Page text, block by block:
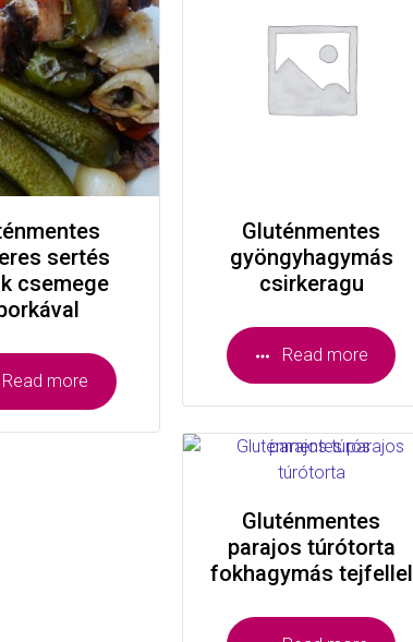
sertés
csemege
Read more
Gluténmentes
gyöngyhagymás
csirkeragu
Read more
Gluténmentes
parajos túrótorta
fokhagymás tejfellel